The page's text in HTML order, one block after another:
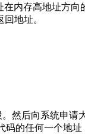
内存高地址方
地址。
然后向系统申
的任何一个地址